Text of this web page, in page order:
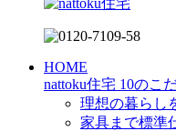
HOME
nattoku住宅 10のこ
理想の暮らし
家具まで標準